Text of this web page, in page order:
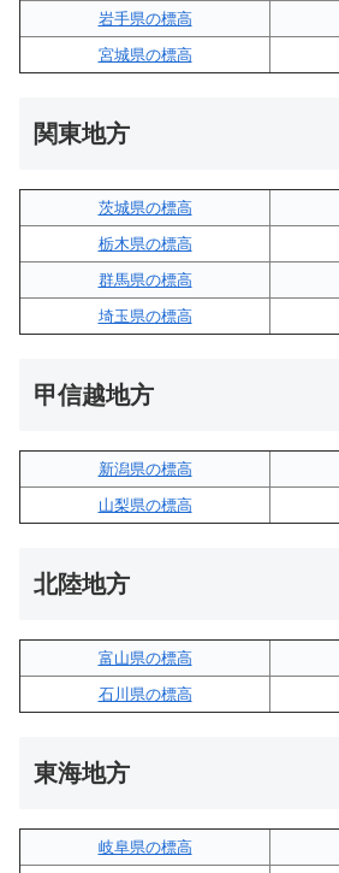
岩手県の標高
宮城県の標高
関東地方
茨城県の標高
栃木県の標高
群馬県の標高
埼玉県の標高
甲信越地方
新潟県の標高
山梨県の標高
北陸地方
富山県の標高
石川県の標高
東海地方
岐阜県の標高